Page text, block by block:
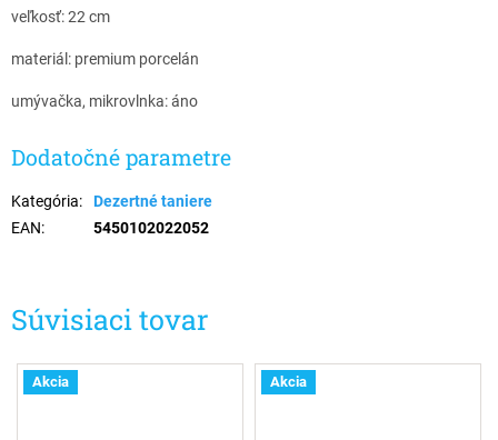
Súvisiaci tovar
Akcia Akcia
veľkosť: 22 cm
materiál: premium porcelán
umývačka, mikrovlnka: áno
Dodatočné parametre
Kategória:
Dezertné taniere
EAN: 5450102022052